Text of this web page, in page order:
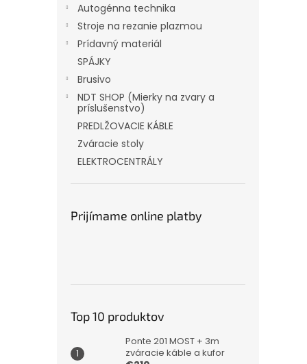
Autogénna technika
Stroje na rezanie plazmou
Prídavný materiál
SPÁJKY
Brusivo
NDT SHOP (Mierky na zvary a
príslušenstvo)
PREDLŽOVACIE KÁBLE
Zváracie stoly
ELEKTROCENTRÁLY
Prijímame online platby
Top 10 produktov
Ponte 201 MOST + 3m
zváracie káble a kufor